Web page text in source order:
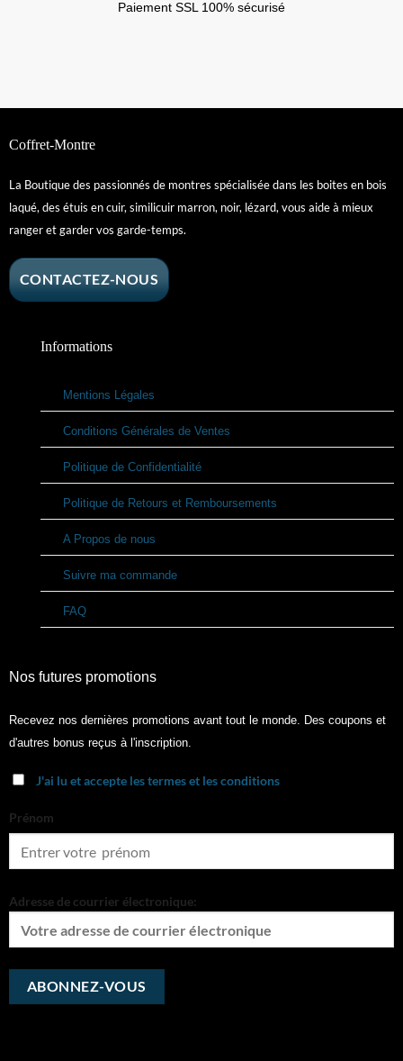
Paiement SSL 100% sécurisé
Coffret-Montre
La Boutique des passionnés de montres spécialisée dans les boites en bois
laqué, des étuis en cuir, similicuir marron, noir, lézard, vous aide à mieux
ranger et garder vos garde-temps.
CONTACTEZ-NOUS
Informations
Mentions Légales
Conditions Générales de Ventes
Politique de Confidentialité
Politique de Retours et Remboursements
A Propos de nous
Suivre ma commande
FAQ
Nos futures promotions
Recevez nos dernières promotions avant tout le monde. Des coupons et
d'autres bonus reçus à l'inscription.
J'ai lu et accepte les termes et les conditions
Prénom
Adresse de courrier électronique: